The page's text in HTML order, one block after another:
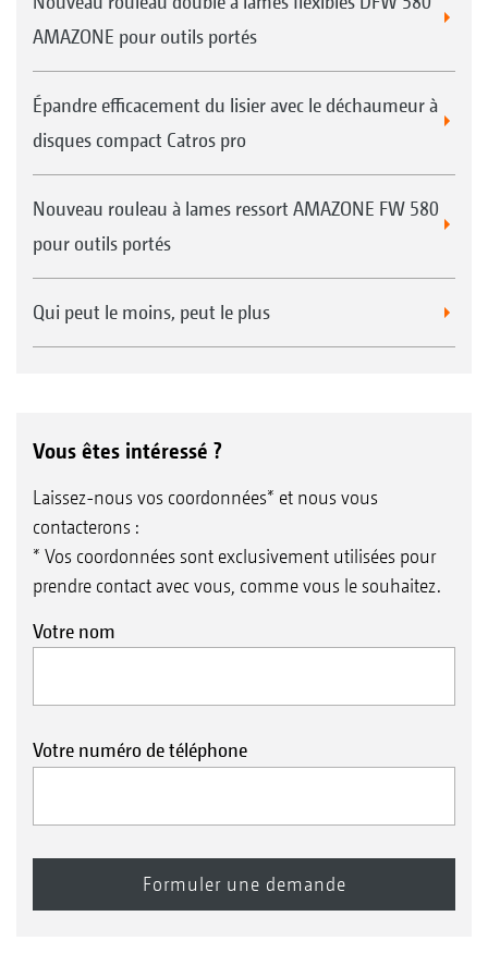
AMAZONE pour outils portés
Épandre efficacement du lisier avec le déchaumeur à
disques compact Catros pro
Nouveau rouleau à lames ressort AMAZONE FW 580
pour outils portés
Qui peut le moins, peut le plus
Vous êtes intéressé ?
Laissez-nous vos coordonnées* et nous vous
contacterons :
* Vos coordonnées sont exclusivement utilisées pour
prendre contact avec vous, comme vous le souhaitez.
Votre nom
Votre numéro de téléphone